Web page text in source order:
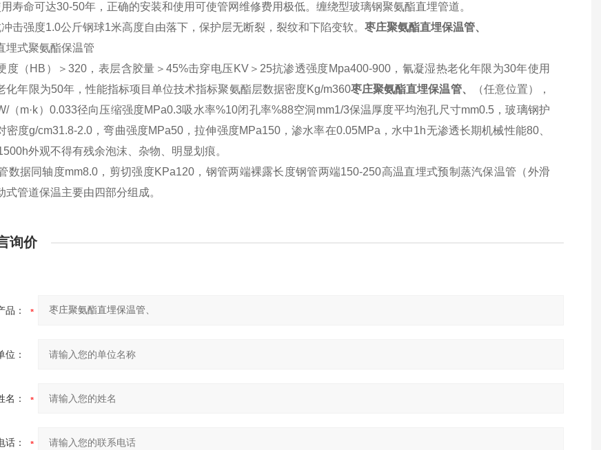
命可达30-50年，正确的安装和使用可使管网维修费用极低。缠绕型玻璃钢聚氨酯直埋管道。
强度1.0公斤钢球1米高度自由落下，保护层无断裂，裂纹和下陷变软。枣庄聚氨酯直埋保温管、
式聚氨酯保温管
（HB）＞320，表层含胶量＞45%击穿电压KV＞25抗渗透强度Mpa400-900，氰凝湿热老化年限为30年使用
化年限为50年，性能指标项目单位技术指标聚氨酯层数据密度Kg/m360枣庄聚氨酯直埋保温管、
（任意位置），
（m·k）0.033径向压缩强度MPa0.3吸水率%10闭孔率%88空洞mm1/3保温厚度平均泡孔尺寸mm0.5，玻璃钢护
密度g/cm31.8-2.0，弯曲强度MPa50，拉伸强度MPa150，渗水率在0.05MPa，水中1h无渗透长期机械性能80、
外观不得有残余泡沫、杂物、明显划痕。
据同轴度mm8.0，剪切强度KPa120，钢管两端裸露长度钢管两端150-250高温直埋式预制蒸汽保温管（外滑
式管道保温主要由四部分组成。
询价
品：
位：
名：
话：